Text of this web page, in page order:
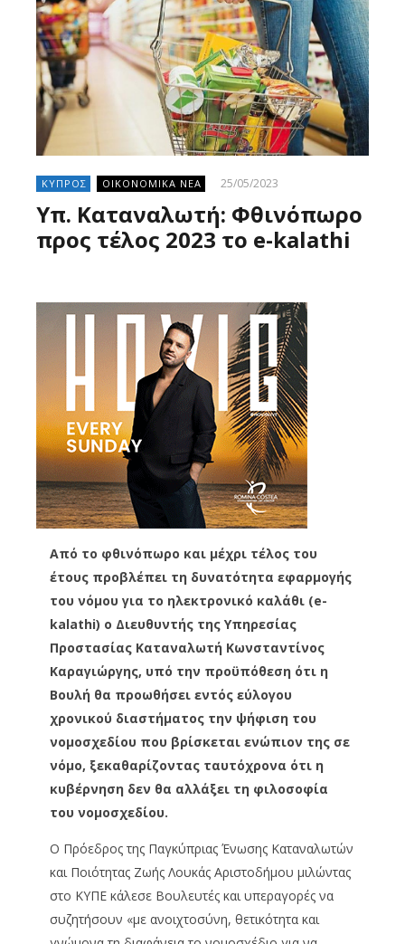
ΚΥΠΡΟΣ ΟΙΚΟΝΟΜΙΚΑ ΝΕΑ 25/05/2023
Υπ. Καταναλωτή: Φθινόπωρο
προς τέλος 2023 το e-kalathi
Από το φθινόπωρο και μέχρι τέλος του
έτους προβλέπει τη δυνατότητα εφαρμογής
του νόμου για το ηλεκτρονικό καλάθι (e-
kalathi) o Διευθυντής της Υπηρεσίας
Προστασίας Καταναλωτή Κωνσταντίνος
Καραγιώργης, υπό την προϋπόθεση ότι η
Βουλή θα προωθήσει εντός εύλογου
χρονικού διαστήματος την ψήφιση του
νομοσχεδίου που βρίσκεται ενώπιον της σε
νόμο, ξεκαθαρίζοντας ταυτόχρονα ότι η
κυβέρνηση δεν θα αλλάξει τη φιλοσοφία
του νομοσχεδίου.
Ο Πρόεδρος της Παγκύπριας Ένωσης Καταναλωτών
και Ποιότητας Ζωής Λουκάς Αριστοδήμου μιλώντας
στο ΚΥΠΕ κάλεσε Βουλευτές και υπεραγορές να
συζητήσουν «με ανοιχτοσύνη, θετικότητα και